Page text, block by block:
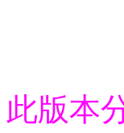
此版本